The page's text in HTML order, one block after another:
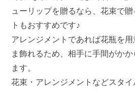
ューリップを贈るなら、花束で
トもおすすめです♪
アレンジメントであれば花瓶を
ま飾れるため、相手に手間がか
ます。
花束・アレンジメントなどスタ